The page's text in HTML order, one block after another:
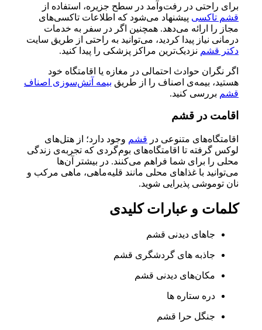
برای راحتی در رفت‌وآمد در سطح جزیره، استفاده از
قشم تاکسی پیشنهاد می‌شود که اطلاعات تاکسی‌های
مجاز را ارائه می‌دهد. همچنین اگر در سفر به خدمات
درمانی نیاز پیدا کردید، می‌توانید به راحتی از طریق سایت
دکتر قشم نزدیک‌ترین مراکز پزشکی را پیدا کنید.
اگر نگران حوادث احتمالی در مغازه یا اقامتگاه خود
هستید، بیمه‌ی اصناف را از طریق بیمه آتش‌سوزی اصناف
قشم بررسی کنید.
اقامت در قشم
اقامتگاه‌های متنوعی در قشم وجود دارد؛ از هتل‌های
لوکس گرفته تا اقامتگاه‌های بوم‌گردی که تجربه‌ی زندگی
محلی را برای شما فراهم می‌کنند. در بیشتر آن‌ها
می‌توانید با غذاهای محلی مانند قلیه‌ماهی، ماهی مرکب و
نان توموشی پذیرایی شوید.
کلمات و عبارات کلیدی
جاهای دیدنی قشم
جاذبه های گردشگری قشم
مکان‌های دیدنی قشم
دره ستاره ها
جنگل حرا قشم